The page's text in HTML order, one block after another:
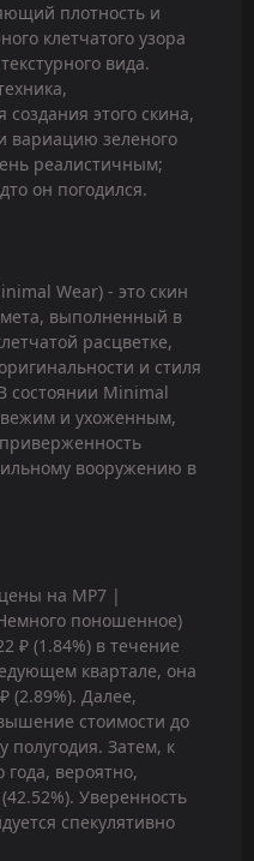
плотность и
клетчатого узора
вида.
создания этого скина,
вариацию зеленого
реалистичным;
он погодился.
Wear) - это скин
выполненный в
расцветке,
и стиля
Minimal
и ухоженным,
вооружению в
на MP7 |
поношенное)
₽ (1.84%) в течение
квартале, она
(2.89%). Далее,
стоимости до
полугодия. Затем, к
года, вероятно,
Уверенность
спекулятивно